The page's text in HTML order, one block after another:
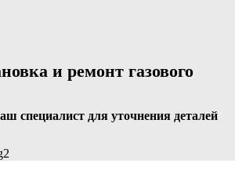
и ремонт газового
специалист для уточнения деталей